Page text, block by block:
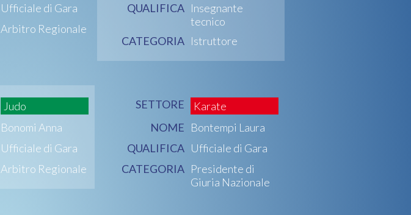
Ufficiale di Gara
Arbitro Regionale
QUALIFICA Insegnante
tecnico
CATEGORIA Istruttore
Judo
Bonomi Anna
Ufficiale di Gara
Arbitro Regionale
SETTORE
Karate
NOME Bontempi Laura
QUALIFICA Ufficiale di Gara
CATEGORIA Presidente di
Giuria Nazionale